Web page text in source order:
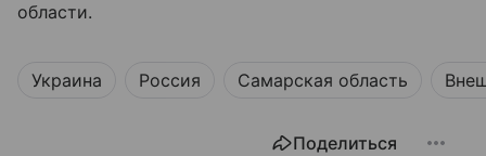
области.
Украина Россия Самарская область
Поделиться